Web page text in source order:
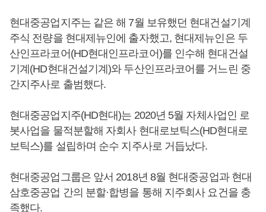
현대중공업지주는 같은 해 7월 보유했던 현대건설기계
주식 전량을 현대제뉴인에 출자했고, 현대제뉴인은 두
산인프라코어(HD현대인프라코어)를 인수해 현대건설
기계(HD현대건설기계)와 두산인프라코어를 거느린 중
간지주사로 출범했다.
현대중공업지주(HD현대)는 2020년 5월 자체사업인 로
봇사업을 물적분할해 자회사 현대로보틱스(HD현대로
보틱스)를 설립하며 순수 지주사로 거듭났다.
현대중공업그룹은 앞서 2018년 8월 현대중공업과 현대
삼호중공업 간의 분할·합병을 통해 지주회사 요건을 충
족했다.